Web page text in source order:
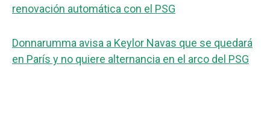
renovación automática con el PSG
Donnarumma avisa a Keylor Navas que se quedará
en París y no quiere alternancia en el arco del PSG